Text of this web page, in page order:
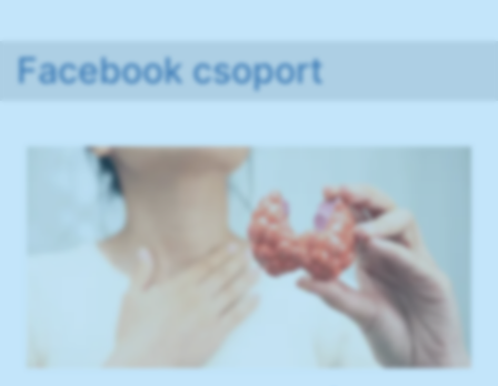
Facebook csoport